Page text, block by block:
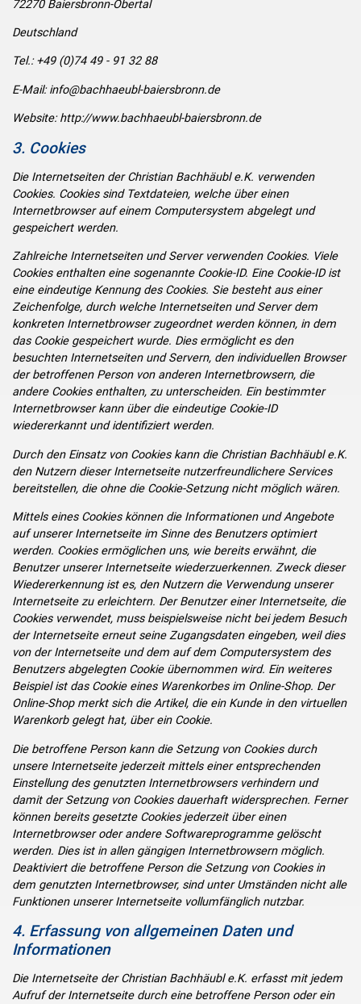
72270 Baiersbronn-Obertal
Deutschland
Tel.: +49 (0)74 49 - 91 32 88
E-Mail: info@bachhaeubl-baiersbronn.de
Website: http://www.bachhaeubl-baiersbronn.de
3. Cookies
Die Internetseiten der Christian Bachhäubl e.K. verwenden
Cookies. Cookies sind Textdateien, welche über einen
Internetbrowser auf einem Computersystem abgelegt und
gespeichert werden.
Zahlreiche Internetseiten und Server verwenden Cookies. Viele
Cookies enthalten eine sogenannte Cookie-ID. Eine Cookie-ID ist
eine eindeutige Kennung des Cookies. Sie besteht aus einer
Zeichenfolge, durch welche Internetseiten und Server dem
konkreten Internetbrowser zugeordnet werden können, in dem
das Cookie gespeichert wurde. Dies ermöglicht es den
besuchten Internetseiten und Servern, den individuellen Browser
der betroffenen Person von anderen Internetbrowsern, die
andere Cookies enthalten, zu unterscheiden. Ein bestimmter
Internetbrowser kann über die eindeutige Cookie-ID
wiedererkannt und identifiziert werden.
Durch den Einsatz von Cookies kann die Christian Bachhäubl e.K.
den Nutzern dieser Internetseite nutzerfreundlichere Services
bereitstellen, die ohne die Cookie-Setzung nicht möglich wären.
Mittels eines Cookies können die Informationen und Angebote
auf unserer Internetseite im Sinne des Benutzers optimiert
werden. Cookies ermöglichen uns, wie bereits erwähnt, die
Benutzer unserer Internetseite wiederzuerkennen. Zweck dieser
Wiedererkennung ist es, den Nutzern die Verwendung unserer
Internetseite zu erleichtern. Der Benutzer einer Internetseite, die
Cookies verwendet, muss beispielsweise nicht bei jedem Besuch
der Internetseite erneut seine Zugangsdaten eingeben, weil dies
von der Internetseite und dem auf dem Computersystem des
Benutzers abgelegten Cookie übernommen wird. Ein weiteres
Beispiel ist das Cookie eines Warenkorbes im Online-Shop. Der
Online-Shop merkt sich die Artikel, die ein Kunde in den virtuellen
Warenkorb gelegt hat, über ein Cookie.
Die betroffene Person kann die Setzung von Cookies durch
unsere Internetseite jederzeit mittels einer entsprechenden
Einstellung des genutzten Internetbrowsers verhindern und
damit der Setzung von Cookies dauerhaft widersprechen. Ferner
können bereits gesetzte Cookies jederzeit über einen
Internetbrowser oder andere Softwareprogramme gelöscht
werden. Dies ist in allen gängigen Internetbrowsern möglich.
Deaktiviert die betroffene Person die Setzung von Cookies in
dem genutzten Internetbrowser, sind unter Umständen nicht alle
Funktionen unserer Internetseite vollumfänglich nutzbar.
4. Erfassung von allgemeinen Daten und
Informationen
Die Internetseite der Christian Bachhäubl e.K. erfasst mit jedem
Aufruf der Internetseite durch eine betroffene Person oder ein